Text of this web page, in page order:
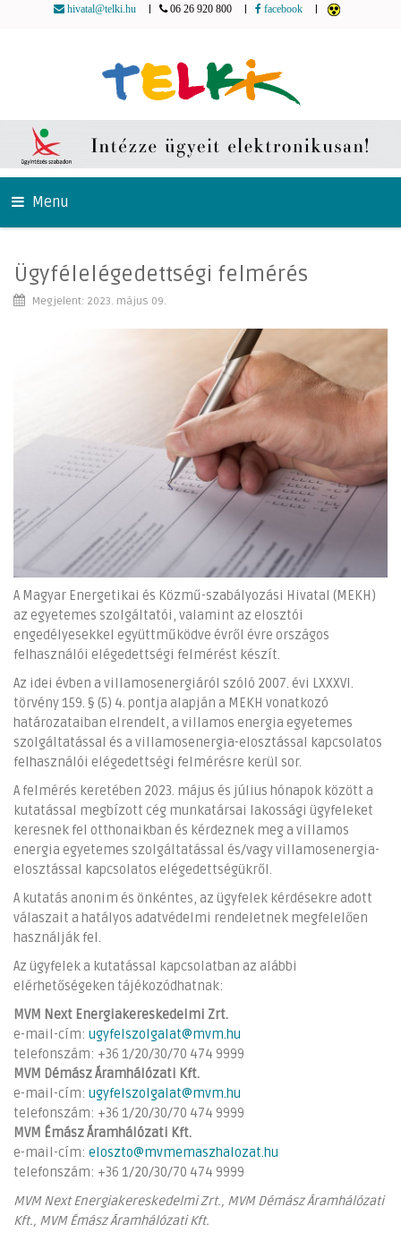
hivatal@telki.hu 06 26 920 800 facebook
Menu
Ügyfélelégedettségi felmérés
Megjelent: 2023. május 09.
A Magyar Energetikai és Közmű-szabályozási Hivatal (MEKH)
az egyetemes szolgáltatói, valamint az elosztói
engedélyesekkel együttműködve évről évre országos
felhasználói elégedettségi felmérést készít.
Az idei évben a villamosenergiáról szóló 2007. évi LXXXVI.
törvény 159. § (5) 4. pontja alapján a MEKH vonatkozó
határozataiban elrendelt, a villamos energia egyetemes
szolgáltatással és a villamosenergia-elosztással kapcsolatos
felhasználói elégedettségi felmérésre kerül sor.
A felmérés keretében 2023. május és július hónapok között a
kutatással megbízott cég munkatársai lakossági ügyfeleket
keresnek fel otthonaikban és kérdeznek meg a villamos
energia egyetemes szolgáltatással és/vagy villamosenergia-
elosztással kapcsolatos elégedettségükről.
A kutatás anonim és önkéntes, az ügyfelek kérdésekre adott
válaszait a hatályos adatvédelmi rendeletnek megfelelően
használják fel.
Az ügyfelek a kutatással kapcsolatban az alábbi
elérhetőségeken tájékozódhatnak:
MVM Next Energiakereskedelmi Zrt.
e-mail-cím: ugyfelszolgalat@mvm.hu
telefonszám: +36 1/20/30/70 474 9999
MVM Démász Áramhálózati Kft.
e-mail-cím: ugyfelszolgalat@mvm.hu
telefonszám: +36 1/20/30/70 474 9999
MVM Émász Áramhálózati Kft.
e-mail-cím: eloszto@mvmemaszhalozat.hu
telefonszám: +36 1/20/30/70 474 9999
MVM Next Energiakereskedelmi Zrt., MVM Démász Áramhálózati
Kft., MVM Émász Áramhálózati Kft.